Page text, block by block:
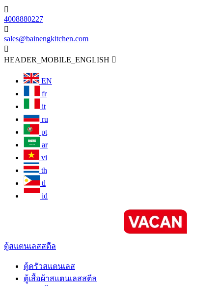

4008880227

sales@bainengkitchen.com

HEADER_MOBILE_ENGLISH 
EN
fr
it
ru
pt
ar
vi
th
tl
id
ตู้สแตนเลสสตีล
ตู้ครัวสแตนเลส
ตู้เสื้อผ้าสแตนเลสสตีล